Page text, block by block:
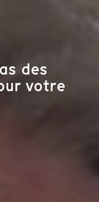
des
votre